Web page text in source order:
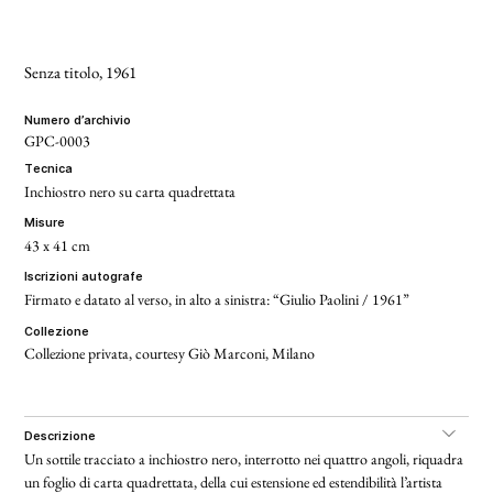
Senza titolo, 1961
numero d’archivio
GPC-0003
tecnica
Inchiostro nero su carta quadrettata
misure
43 x 41 cm
iscrizioni autografe
Firmato e datato al verso, in alto a sinistra: “Giulio Paolini / 1961”
collezione
Collezione privata, courtesy Giò Marconi, Milano
descrizione
Un sottile tracciato a inchiostro nero, interrotto nei quattro angoli, riquadra
un foglio di carta quadrettata, della cui estensione ed estendibilità l’artista